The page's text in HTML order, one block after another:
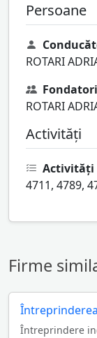
Persoane
ROTARI
ROTARI
Activități
Activități
4711,
Firme
Întreprinderea
Întreprindere